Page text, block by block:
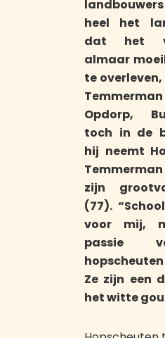
heel het
dat het
almaar
te
Opdorp,
toch in de
hij neemt
zijn
(77).
voor mij,
passie
Ze zijn een
het witte